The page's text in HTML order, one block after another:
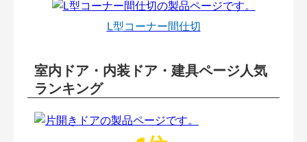
L型コーナー間仕切
室内ドア・内装ドア・建具ページ人気
ランキング